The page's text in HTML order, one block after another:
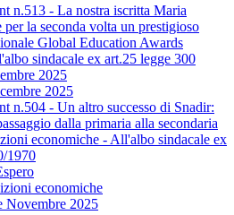
n.513 - La nostra iscritta Maria
la seconda volta un prestigioso
Global Education Awards
sindacale ex art.25 legge 300
2025
2025
n.504 - Un altro successo di Snadir:
dalla primaria alla secondaria
economiche - All'albo sindacale ex
1970
economiche
2025